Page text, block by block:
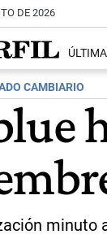
DE 2026
CAMBIARIO
minuto